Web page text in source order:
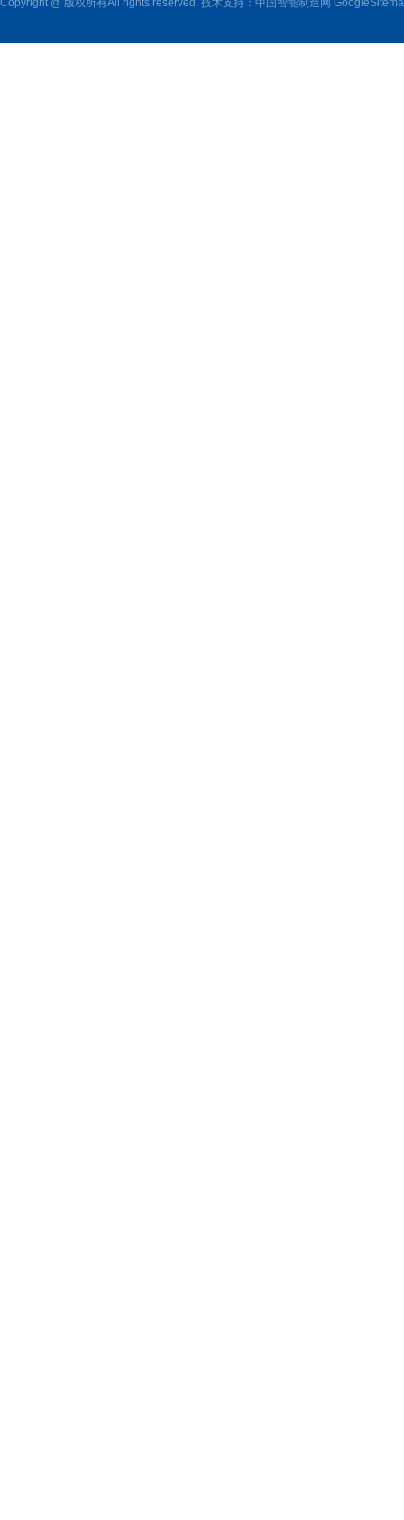
Copyright @ 版权所有All rights reserved. 技术支持： 中国智能制造网